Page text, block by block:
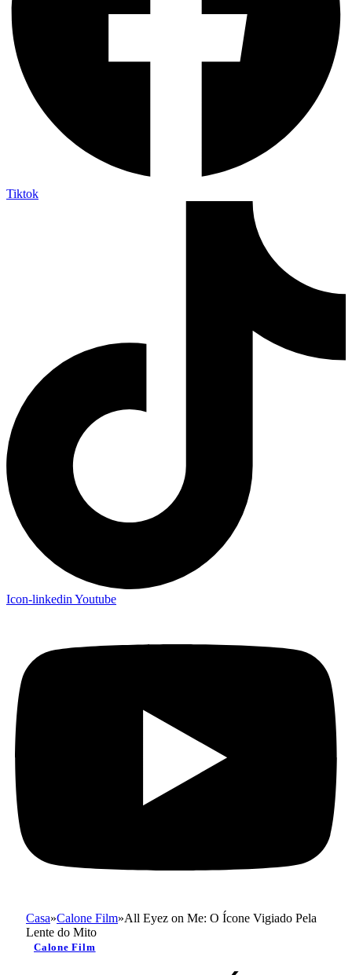
Tiktok
Icon-linkedin Youtube
Casa»Calone Film»All Eyez on Me: O Ícone Vigiado Pela
Lente do Mito
Calone Film